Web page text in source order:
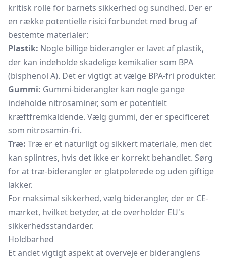
kritisk rolle for barnets sikkerhed og sundhed. Der er
en række potentielle risici forbundet med brug af
bestemte materialer:
Plastik: Nogle billige biderangler er lavet af plastik,
der kan indeholde skadelige kemikalier som BPA
(bisphenol A). Det er vigtigt at vælge BPA-fri produkter.
Gummi: Gummi-biderangler kan nogle gange
indeholde nitrosaminer, som er potentielt
kræftfremkaldende. Vælg gummi, der er specificeret
som nitrosamin-fri.
Træ: Træ er et naturligt og sikkert materiale, men det
kan splintres, hvis det ikke er korrekt behandlet. Sørg
for at træ-biderangler er glatpolerede og uden giftige
lakker.
For maksimal sikkerhed, vælg biderangler, der er CE-
mærket, hvilket betyder, at de overholder EU's
sikkerhedsstandarder.
Holdbarhed
Et andet vigtigt aspekt at overveje er bideranglens